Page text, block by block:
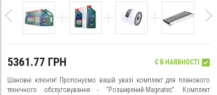
5361.77 ГРН Є В НАЯВНОСТІ
Шановні клієнти! Пропонуємо вашій увазі комплект для планового
технічного обслуговування - "Розширений-Magnatec". Комплект